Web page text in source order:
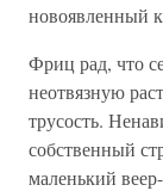
новоявленный
Фриц рад, что
неотвязную
трусость.
собственный
маленький